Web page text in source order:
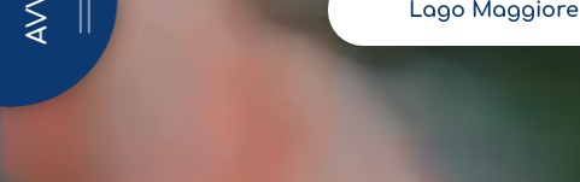
Lago Maggiore